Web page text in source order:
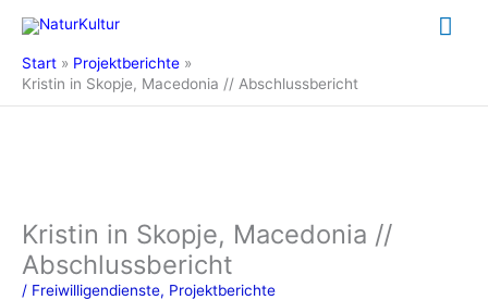
Inhalt
springen
Start
Projektberichte
Kristin in Skopje, Macedonia // Abschlussbericht
Kristin in Skopje, Macedonia //
Abschlussbericht
/ Freiwilligendienste, Projektberichte